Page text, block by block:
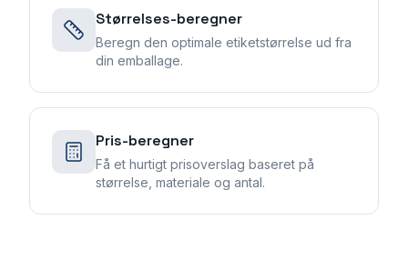
Størrelses-beregner
Beregn den optimale etiketstørrelse ud fra
din emballage.
Pris-beregner
Få et hurtigt prisoverslag baseret på
størrelse, materiale og antal.